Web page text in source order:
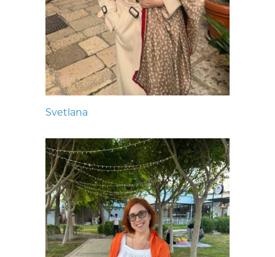
Svetlana